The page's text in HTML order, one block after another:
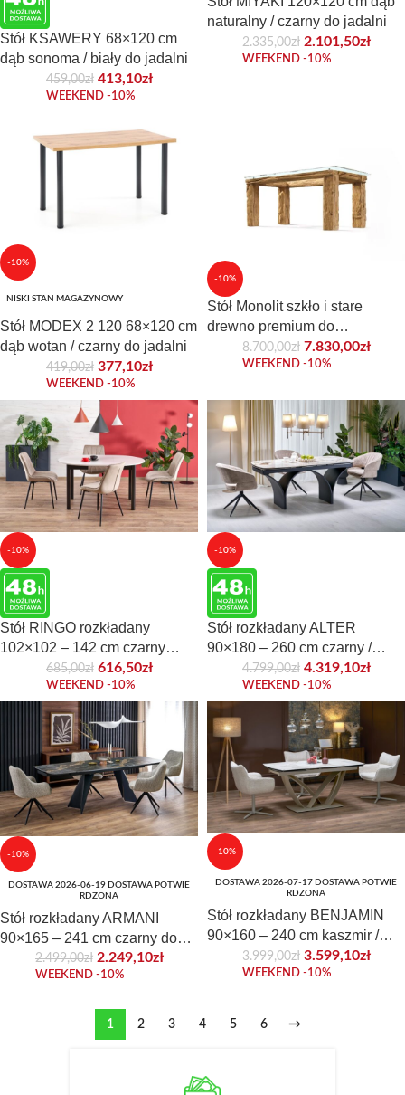
Stół KSAWERY 68×120 cm
dąb sonoma / biały do jadalni
459,00zł 413,10zł
WEEKEND -10%
naturalny / czarny do jadalni
2.335,00zł 2.101,50zł
WEEKEND -10%
-10%
NISKI STAN MAGAZYNOWY
Stół MODEX 2 120 68×120 cm
dąb wotan / czarny do jadalni
419,00zł 377,10zł
WEEKEND -10%
-10%
Stół Monolit szkło i stare
drewno premium do
eleganckiego wnętrza
8.700,00zł 7.830,00zł
WEEKEND -10%
-10%
Stół RINGO rozkładany
102×102 – 142 cm czarny
MDF do jadalni
685,00zł 616,50zł
WEEKEND -10%
-10%
Stół rozkładany ALTER
90×180 – 260 cm czarny /
beżowy szklany blat do jadalni
4.799,00zł 4.319,10zł
WEEKEND -10%
-10%
DOSTAWA 2026-06-19 DOSTAWA POTWIE
RDZONA
Stół rozkładany ARMANI
90×165 – 241 cm czarny do
jadalni2.499,00zł 2.249,10zł
WEEKEND -10%
-10%
DOSTAWA 2026-07-17 DOSTAWA POTWIE
RDZONA
Stół rozkładany BENJAMIN
90×160 – 240 cm kaszmir /
beżowy szklany blat do jadalni
3.999,00zł 3.599,10zł
WEEKEND -10%
1 2 3 4 5 6 →